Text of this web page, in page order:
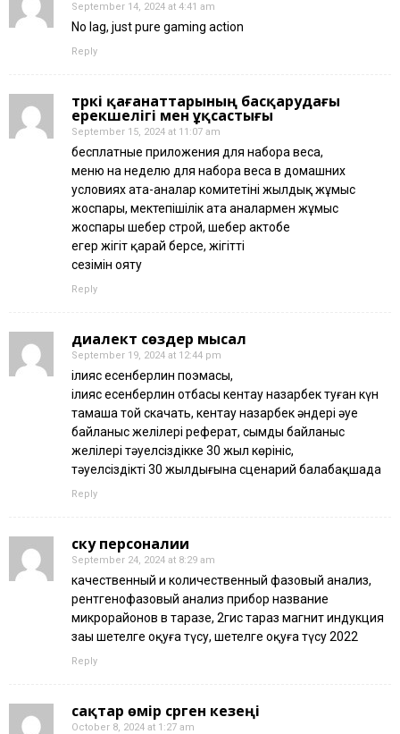
September 14, 2024 at 4:41 am
No lag, just pure gaming action
Reply
түркі қағанаттарының басқарудағы
ерекшелігі мен ұқсастығы
September 15, 2024 at 11:07 am
бесплатные приложения для набора веса,
меню на неделю для набора веса в домашних
условиях ата-аналар комитетінің жылдық жұмыс
жоспары, мектепішілік ата аналармен жұмыс
жоспары шебер строй, шебер актобе
егер жігіт қарай берсе, жігіттің
сезімін ояту
Reply
диалект сөздер мысал
September 19, 2024 at 12:44 pm
ілияс есенберлин поэмасы,
ілияс есенберлин отбасы кентау назарбек туған күн
тамаша той скачать, кентау назарбек әндері әуе
байланыс желілері реферат, сымды байланыс
желілері тәуелсіздікке 30 жыл көрініс,
тәуелсіздіктің 30 жылдығына сценарий балабақшада
Reply
ску персоналии
September 24, 2024 at 8:29 am
качественный и количественный фазовый анализ,
рентгенофазовый анализ прибор название
микрорайонов в таразе, 2гис тараз магнит индукция
заңы шетелге оқуға түсу, шетелге оқуға түсу 2022
Reply
сақтар өмір сүрген кезеңі
October 8, 2024 at 1:27 am